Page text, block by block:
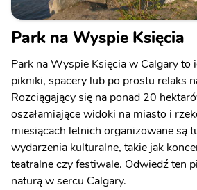
Park na Wyspie Księcia
Park na Wyspie Księcia w Calgary to
pikniki, spacery lub po prostu relaks
Rozciągający się na ponad 20
oszałamiające widoki na miasto i
miesiącach letnich organizowane są
wydarzenia kulturalne, takie jak
teatralne czy festiwale. Odwiedź ten
naturą w sercu Calgary.